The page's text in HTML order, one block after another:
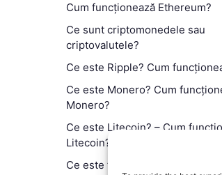
Cum funcționează Ethereum?
Ce sunt criptomonedele sau
criptovalutele?
Ce este Ripple? Cum
Ce este Monero? Cum
Monero?
Ce este Litecoin? – Cum
Litecoin?
Ce este tehnologia